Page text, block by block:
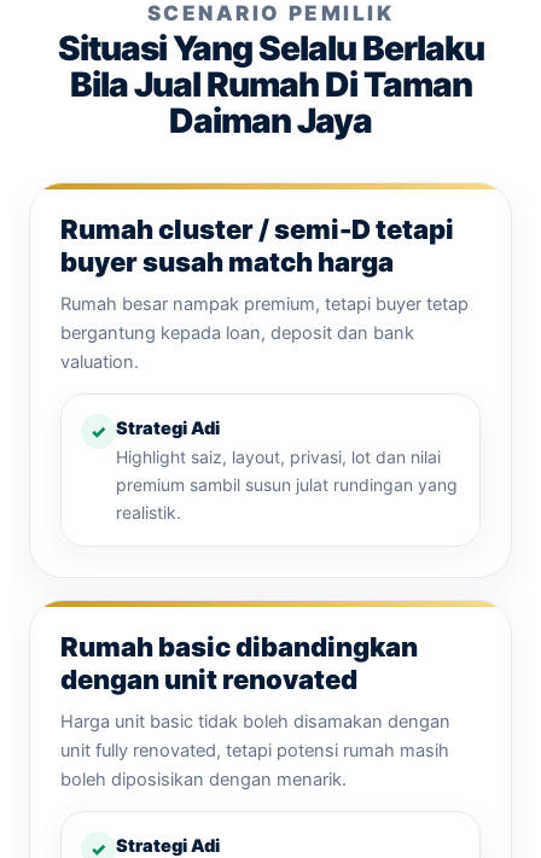
SCENARIO PEMILIK
Situasi Yang Selalu Berlaku
Bila Jual Rumah Di Taman
Daiman Jaya
Rumah cluster / semi-D tetapi
buyer susah match harga
Rumah besar nampak premium, tetapi buyer tetap
bergantung kepada loan, deposit dan bank
valuation.
Strategi Adi
Highlight saiz, layout, privasi, lot dan nilai
premium sambil susun julat rundingan yang
realistik.
Rumah basic dibandingkan
dengan unit renovated
Harga unit basic tidak boleh disamakan dengan
unit fully renovated, tetapi potensi rumah masih
boleh diposisikan dengan menarik.
Strategi Adi